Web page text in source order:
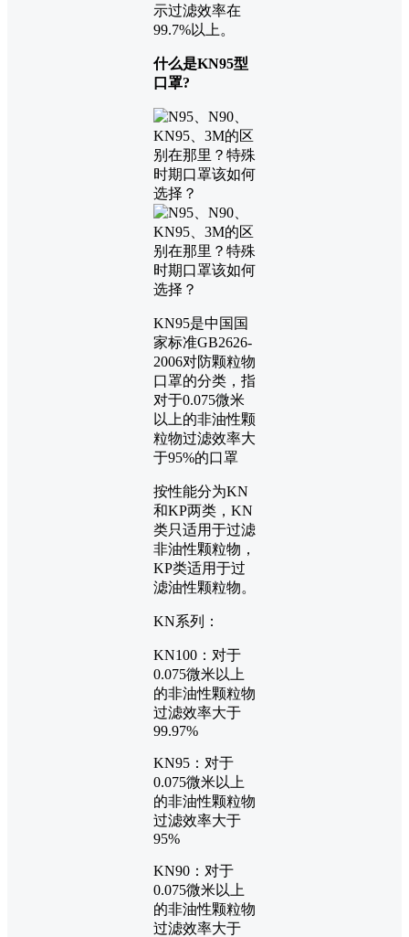
示过滤效率在
99.7%以上。
什么是KN95型
口罩?
KN95是中国国
家标准GB2626-
2006对防颗粒物
口罩的分类，指
对于0.075微米
以上的非油性颗
粒物过滤效率大
于95%的口罩
按性能分为KN
和KP两类，KN
类只适用于过滤
非油性颗粒物，
KP类适用于过
滤油性颗粒物。
KN系列：
KN100：对于
0.075微米以上
的非油性颗粒物
过滤效率大于
99.97%
KN95：对于
0.075微米以上
的非油性颗粒物
过滤效率大于
95%
KN90：对于
0.075微米以上
的非油性颗粒物
过滤效率大于